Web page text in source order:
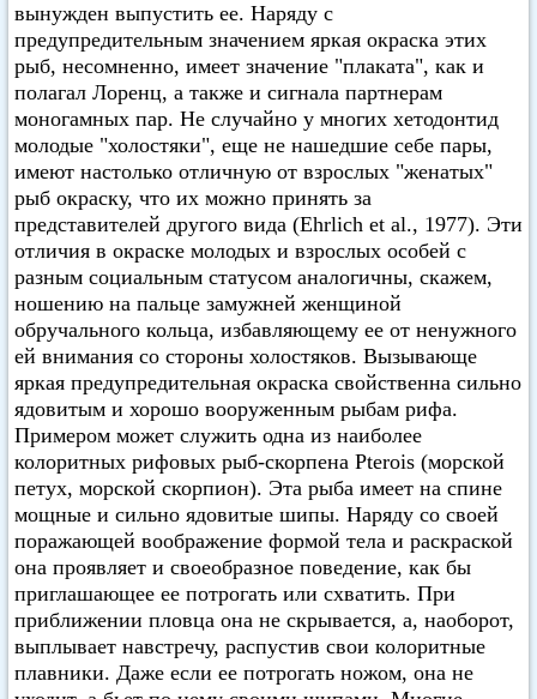
вынужден выпустить ее. Наряду с
предупредительным значением яркая окраска этих
рыб, несомненно, имеет значение "плаката", как и
полагал Лоренц, а также и сигнала партнерам
моногамных пар. Не случайно у многих хетодонтид
молодые "холостяки", еще не нашедшие себе пары,
имеют настолько отличную от взрослых "женатых"
рыб окраску, что их можно принять за
представителей другого вида (Ehrlich et al., 1977). Эти
отличия в окраске молодых и взрослых особей с
разным социальным статусом аналогичны, скажем,
ношению на пальце замужней женщиной
обручального кольца, избавляющему ее от ненужного
ей внимания со стороны холостяков. Вызывающе
яркая предупредительная окраска свойственна сильно
ядовитым и хорошо вооруженным рыбам рифа.
Примером может служить одна из наиболее
колоритных рифовых рыб-скорпена Pterois (морской
петух, морской скорпион). Эта рыба имеет на спине
мощные и сильно ядовитые шипы. Наряду со своей
поражающей воображение формой тела и раскраской
она проявляет и своеобразное поведение, как бы
приглашающее ее потрогать или схватить. При
приближении пловца она не скрывается, а, наоборот,
выплывает навстречу, распустив свои колоритные
плавники. Даже если ее потрогать ножом, она не